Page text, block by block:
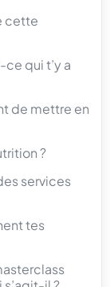
cette
ce qui t’y a
de mettre en
?
services
tes